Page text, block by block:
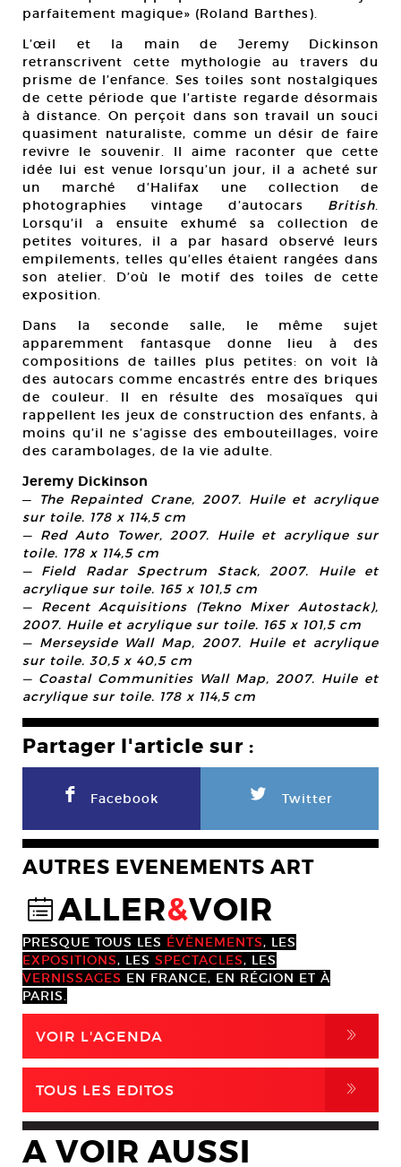
parfaitement magique» (Roland Barthes).
L’œil et la main de Jeremy Dickinson
retranscrivent cette mythologie au travers du
prisme de l’enfance. Ses toiles sont nostalgiques
de cette période que l’artiste regarde désormais
à distance. On perçoit dans son travail un souci
quasiment naturaliste, comme un désir de faire
revivre le souvenir. Il aime raconter que cette
idée lui est venue lorsqu’un jour, il a acheté sur
un marché d’Halifax une collection de
photographies vintage d’autocars British
Lorsqu’il a ensuite exhumé sa collection de
petites voitures, il a par hasard observé leurs
empilements, telles qu’elles étaient rangées dans
son atelier. D’où le motif des toiles de cette
exposition.
Dans la seconde salle, le même sujet
apparemment fantasque donne lieu à des
compositions de tailles plus petites: on voit là
des autocars comme encastrés entre des briques
de couleur. Il en résulte des mosaïques qui
rappellent les jeux de construction des enfants, à
moins qu’il ne s’agisse des embouteillages, voire
des carambolages, de la vie adulte.
Jeremy Dickinson
—
The Repainted Crane, 2007. Huile et acrylique
sur toile. 178 x 114,5 cm
— Red Auto Tower, 2007. Huile et acrylique sur
toile. 178 x 114,5 cm
— Field Radar Spectrum Stack, 2007. Huile et
acrylique sur toile. 165 x 101,5 cm
— Recent Acquisitions (Tekno Mixer Autostack),
2007. Huile et acrylique sur toile. 165 x 101,5 cm
— Merseyside Wall Map, 2007. Huile et acrylique
sur toile. 30,5 x 40,5 cm
— Coastal Communities Wall Map, 2007. Huile et
acrylique sur toile. 178 x 114,5 cm
Partager l'article sur :
F Facebook L Twitter
AUTRES EVENEMENTS ART
@ALLER&VOIR
PRESQUE TOUS LES ÉVÈNEMENTS, LES
EXPOSITIONS, LES SPECTACLES, LES
VERNISSAGES EN FRANCE, EN RÉGION ET À
PARIS.
VOIR L'AGENDA ,
TOUS LES EDITOS ,
A VOIR AUSSI